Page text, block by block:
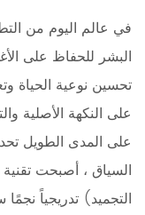
في عالم اليوم من
البشر للحفاظ على
تحسين نوعية الحياة
على النكهة الأصلية
على المدى الطويل
السياق ، أصبحت
التجميد) تدريجياً